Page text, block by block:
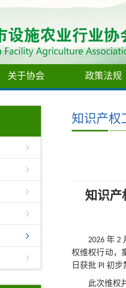
关于协会 政策法规
知识产权
知识产
2026年 2
权维权行动，
日获批 PI 初步
此次维权